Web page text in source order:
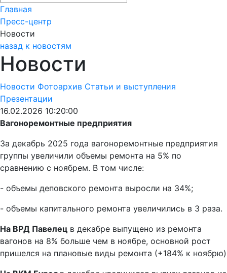
Главная
Пресс-центр
Новости
назад к новостям
Новости
Новости Фотоархив Статьи и выступления
Презентации
16.02.2026 10:20:00
Вагоноремонтные предприятия
За декабрь 2025 года вагоноремонтные предприятия
группы увеличили объемы ремонта на 5% по
сравнению с ноябрем. В том числе:
- объемы деповского ремонта выросли на 34%;
- объемы капитального ремонта увеличились в 3 раза.
На ВРД Павелец в декабре выпущено из ремонта
вагонов на 8% больше чем в ноябре, основной рост
пришелся на плановые виды ремонта (+184% к ноябрю)